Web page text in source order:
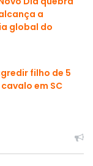
a
global do
filho de 5
em SC